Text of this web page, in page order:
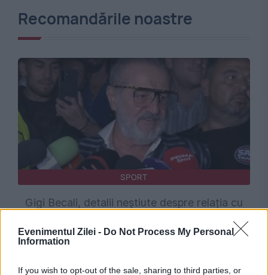
Evenimentul Zilei - Do Not Process My Personal
Information
If you wish to opt-out of the sale, sharing to third parties, or
Recomandările noastre
SPORT
Gigi Becali, detalii neștiute despre relația cu
Mihai Stoica: El are grijă de banii mei. De ce nu
mai face FCSB achiziții scumpe